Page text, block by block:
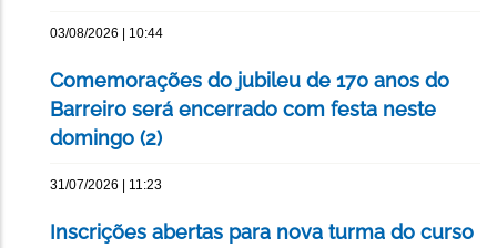
03/08/2026 | 10:44
Comemorações do jubileu de 170 anos do
Barreiro será encerrado com festa neste
domingo (2)
31/07/2026 | 11:23
Inscrições abertas para nova turma do curso